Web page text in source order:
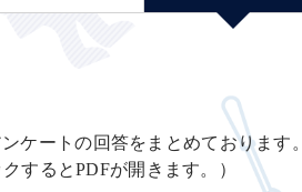
ケートの回答をまとめております。
するとPDFが開きます。）